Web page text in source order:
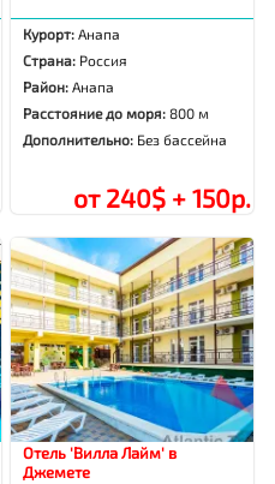
Курорт:Анапа
Страна: Россия
Район:Анапа
Расстояние до моря:800 м
Дополнительно: Без бассейна
от 240$ + 150р.
Отель 'Вилла Лайм' в
Джемете